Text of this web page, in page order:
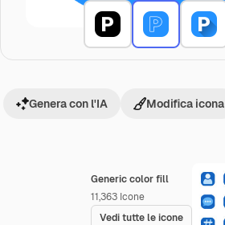
Generic color fill
11,363 Icone
Vedi tutte le icone
Genera con l'IA Modifica icona